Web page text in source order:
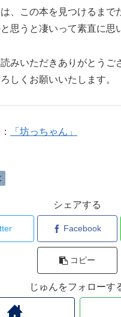
、この本を見つけるまで
思うと凄いって素直に思
みいただきありがとうご
しくお願いいたします。
「坊っちゃん」
シェアする
Facebook
コピー
じゅんをフォローす